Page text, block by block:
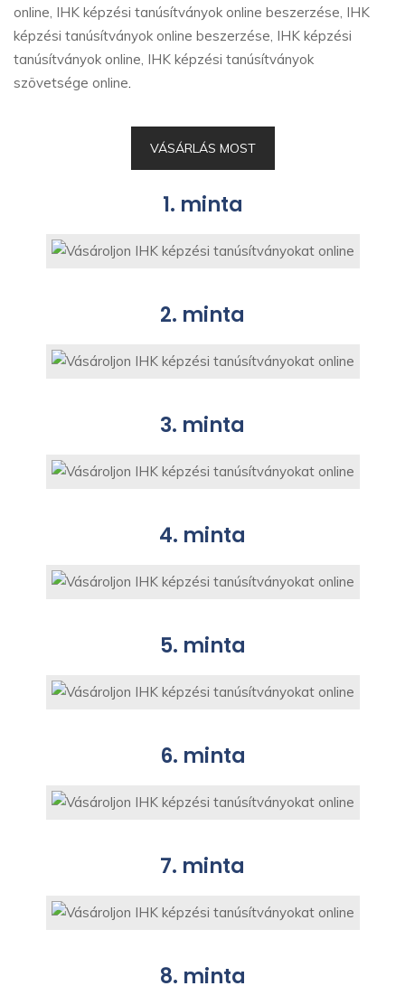
online, IHK képzési tanúsítványok online beszerzése, IHK
képzési tanúsítványok online beszerzése, IHK képzési
tanúsítványok online, IHK képzési tanúsítványok
szövetsége online.
VÁSÁRLÁS MOST
1. minta
2. minta
3. minta
4. minta
5. minta
6. minta
7. minta
8. minta